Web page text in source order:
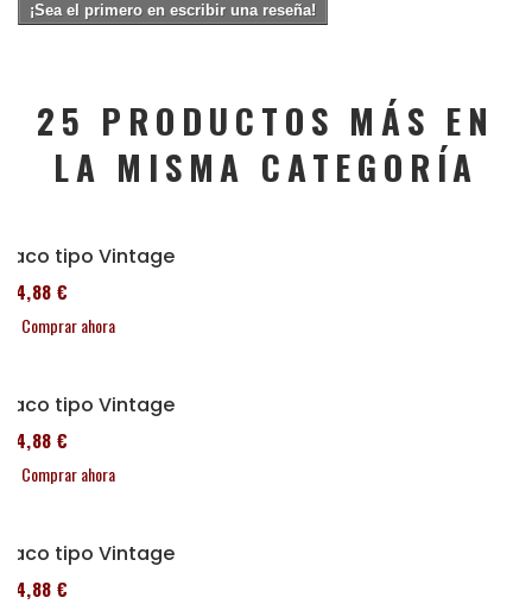
¡Sea el primero en escribir una reseña!
25 PRODUCTOS MÁS EN
LA MISMA CATEGORÍA
Taco tipo Vintage
114,88 €
Comprar ahora
Taco tipo Vintage
114,88 €
Comprar ahora
Taco tipo Vintage
114,88 €